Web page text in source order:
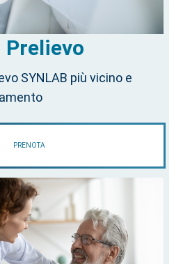
Prelievo
SYNLAB più vicino e
PRENOTA